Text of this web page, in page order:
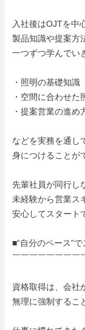
入社後はOJTを中
製品知識や提案方
一つずつ学んでい
・照明の基礎知識
・空間に合わせた
・提案営業の進め
などを実務を通し
身につけることが
先輩社員が同行し
未経験から営業ス
安心してスタート
■“自分のペース”
￣￣￣￣￣￣￣￣
資格取得は、会社
無理に強制するこ